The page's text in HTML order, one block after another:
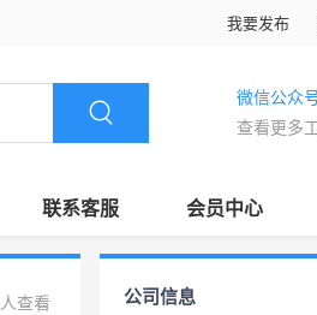
我要发布
微信公众
查看更多
联系客服 会员中心
查看 公司信息